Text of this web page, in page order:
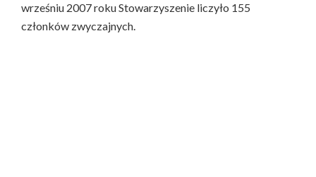
wrześniu 2007 roku Stowarzyszenie liczyło 155
członków zwyczajnych.